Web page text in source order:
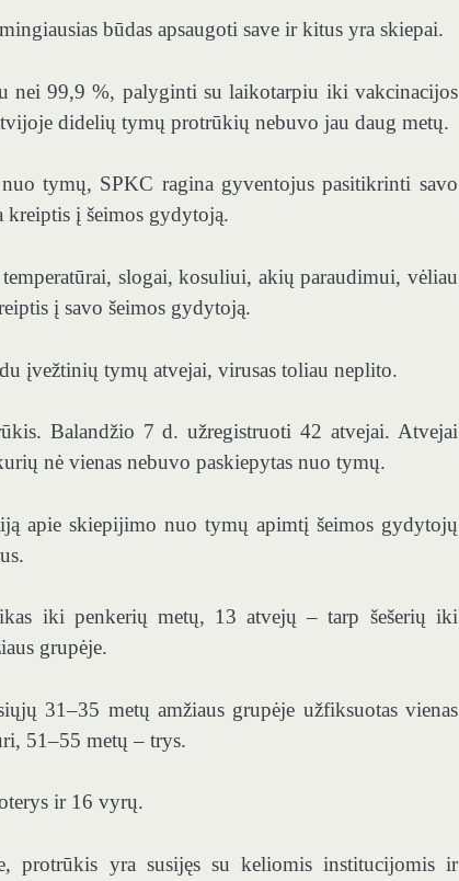
būdas apsaugoti save ir kitus yra skiepai.
nei 99,9 %, palyginti su laikotarpiu iki vakcinacijos
didelių tymų protrūkių nebuvo jau daug metų.
tymų, SPKC ragina gyventojus pasitikrinti savo
kreiptis į šeimos gydytoją.
slogai, kosuliui, akių paraudimui, vėliau
į savo šeimos gydytoją.
įvežtinių tymų atvejai, virusas toliau neplito.
Balandžio 7 d. užregistruoti 42 atvejai. Atvejai
nė vienas nebuvo paskiepytas nuo tymų.
apie skiepijimo nuo tymų apimtį šeimos gydytojų
iki penkerių metų, 13 atvejų – tarp šešerių iki
grupėje.
31–35 metų amžiaus grupėje užfiksuotas vienas
51–55 metų – trys.
ir 16 vyrų.
protrūkis yra susijęs su keliomis institucijomis ir